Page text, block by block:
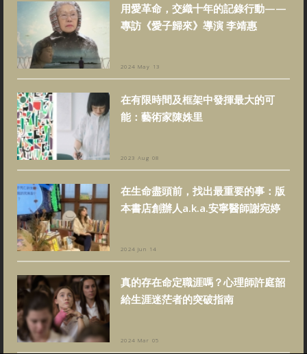
用愛革命，交織十年的記錄行動——
專訪《愛子歸來》導演 李靖惠
2024 May 13
在有限時間及框架中發揮最大的可
能：藝術家陳姝里
2023 Aug 08
在生命盡頭前，找出最重要的事：版
本書店創辦人a.k.a.安寧醫師謝宛婷
2024 Jun 14
真的存在命定職涯嗎？心理師許庭韶
給生涯迷茫者的突破指南
2024 Mar 05